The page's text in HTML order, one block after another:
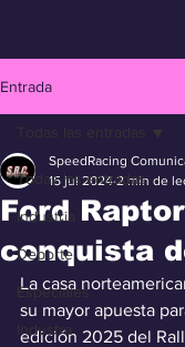
Entrada
Todas las entradas
Industria
Deporte
Especiales
Industra
Todas las entradas
Ford
conquista
SpeedRacing
15 jul 2024 2 min de
La casa
su mayor apuesta
edición 2025 del